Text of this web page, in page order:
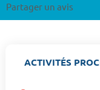
Partager un avis
ACTIVITÉS